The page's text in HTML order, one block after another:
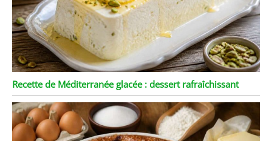
Recette de Méditerranée glacée : dessert rafraîchissant